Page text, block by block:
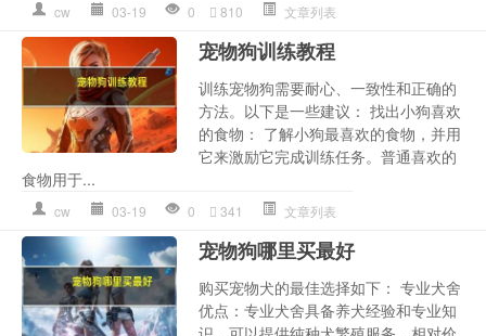
cw 03-19 0 810 文章列表
宠物狗训练教程
训练宠物狗需要耐心、一致性和正确的
方法。以下是一些建议： 找出小狗喜欢
的食物： 了解小狗最喜欢的食物，并用
它来激励它完成训练任务。普通喜欢的
食物用于...
cw 03-19 0 341 文章列表
宠物狗哪里买最好
购买宠物犬的最佳选择如下： 专业犬舍
优点：专业犬舍具备养犬经验和专业知